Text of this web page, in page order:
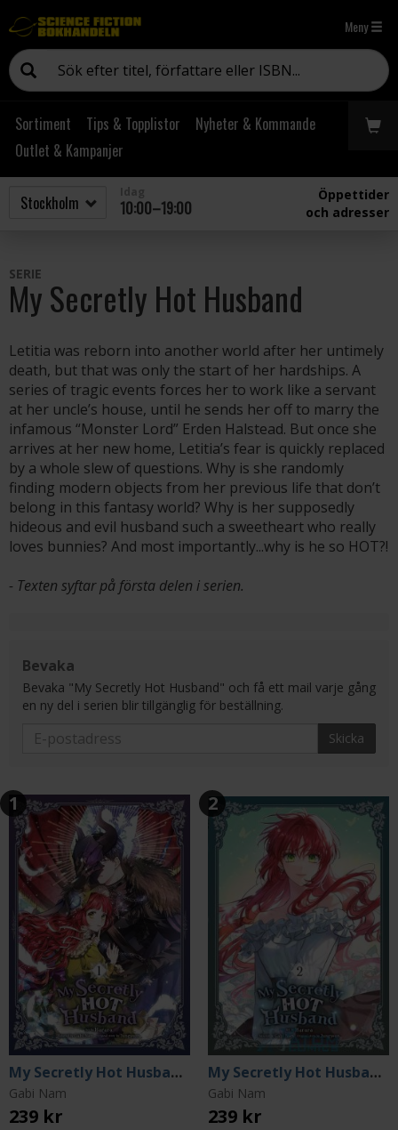
Meny
Sortiment Tips & Topplistor
Nyheter & Kommande
Outlet & Kampanjer
10:00–19:00
Öppettider
och adresser
SERIE
My Secretly Hot Husband
Letitia was reborn into another world after her untimely
death, but that was only the start of her hardships. A
series of tragic events forces her to work like a servant
at her uncle’s house, until he sends her off to marry the
infamous “Monster Lord” Erden Halstead. But once she
arrives at her new home, Letitia’s fear is quickly replaced
by a whole slew of questions. Why is she randomly
finding modern objects from her previous life that don’t
belong in this fantasy world? Why is her supposedly
hideous and evil husband such a sweetheart who really
loves bunnies? And most importantly...why is he so HOT?!
- Texten syftar på första delen i serien.
Bevaka
Bevaka "My Secretly Hot Husband" och få ett mail varje gång
en ny del i serien blir tillgänglig för beställning.
Skicka
1
My Secretly Hot Husband Vol 1
Gabi Nam
239 kr
2
My Secretly Hot Husband Vol 2
Gabi Nam
239 kr